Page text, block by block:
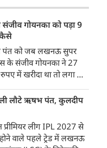
गोयनका को पड़ा 9
कैसे
को जब लखनऊ सुपर
के संजीव गोयनका ने 27
में खरीदा था तो लगा था
लेकिन उनका खुदका बल्ला
रहा कि लखनऊ गहराई में
लौटे ऋषभ पंत, कुलदीप
प्रीमियर लीग IPL 2027 से
वाले पहले ट्रेड में लखनऊ